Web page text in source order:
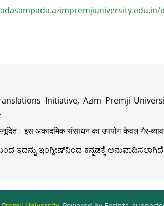
Initiative, Azim Premji
अनूदित। इस अकादमिक संसाधन का उपयोग केवल ग़ैर-
ಇಂಗ್ಲೀಷ್‍ನಿಂದ ಕನ್ನಡಕ್ಕೆ ಅನುವಾದಿಸಲಾಗಿದೆ.